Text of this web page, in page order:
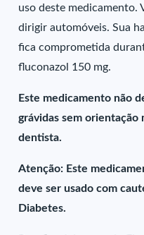
uso deste medicamento.
dirigir automóveis. Sua
fica comprometida
fluconazol 150 mg.
Este medicamento não
grávidas sem orientação
dentista.
Atenção: Este
deve ser usado com
Diabetes.